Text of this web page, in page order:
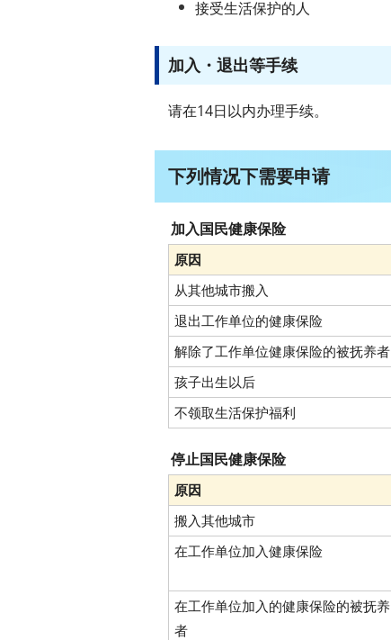
接受生活保护的人
加入・退出等手续
请在14日以内办理手续。
下列情况下需要申请
加入国民健康保险
原因
从其他城市搬入
退出工作单位的健康保险
解除了工作单位健康保险的被抚养者
孩子出生以后
不领取生活保护福利
停止国民健康保险
原因
搬入其他城市
在工作单位加入健康保险
在工作单位加入的健康保险的被抚养
者